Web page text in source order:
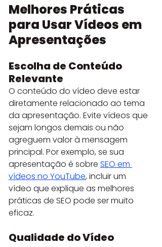
Melhores Práticas
para Usar Vídeos em
Apresentações
Escolha de Conteúdo
Relevante
O conteúdo do vídeo deve estar
diretamente relacionado ao tema
da apresentação. Evite vídeos que
sejam longos demais ou não
agreguem valor à mensagem
principal. Por exemplo, se sua
apresentação é sobre SEO em
vídeos no YouTube, incluir um
vídeo que explique as melhores
práticas de SEO pode ser muito
eficaz.
Qualidade do Vídeo